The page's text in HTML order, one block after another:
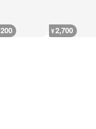
200 ¥2,700